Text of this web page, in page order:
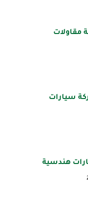
مقاولات
سيارات
هندسية